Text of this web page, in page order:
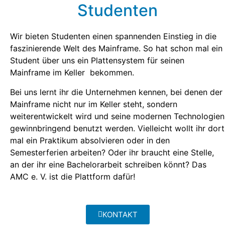
Studenten
Wir bieten Studenten einen spannenden Einstieg in die
faszinierende Welt des Mainframe. So hat schon mal ein
Student über uns ein Plattensystem für seinen
Mainframe im Keller bekommen.
Bei uns lernt ihr die Unternehmen kennen, bei denen der
Mainframe nicht nur im Keller steht, sondern
weiterentwickelt wird und seine modernen Technologien
gewinnbringend benutzt werden. Vielleicht wollt ihr dort
mal ein Praktikum absolvieren oder in den
Semesterferien arbeiten? Oder ihr braucht eine Stelle,
an der ihr eine Bachelorarbeit schreiben könnt? Das
AMC e. V. ist die Plattform dafür!
KONTAKT